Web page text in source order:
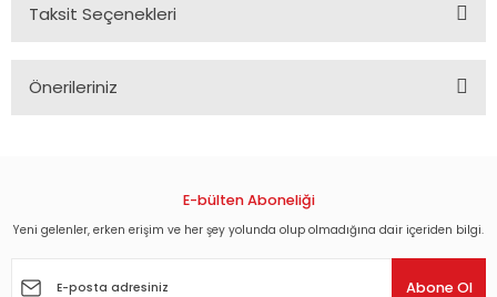
Taksit Seçenekleri
Önerileriniz
Görüş ve önerileriniz için teşekkür ederiz.
Ürün açıklamasında eksik bilgiler bulunuyor.
E-bülten Aboneliği
Yeni gelenler, erken erişim ve her şey yolunda olup olmadığına dair içeriden bilgi.
Abone Ol